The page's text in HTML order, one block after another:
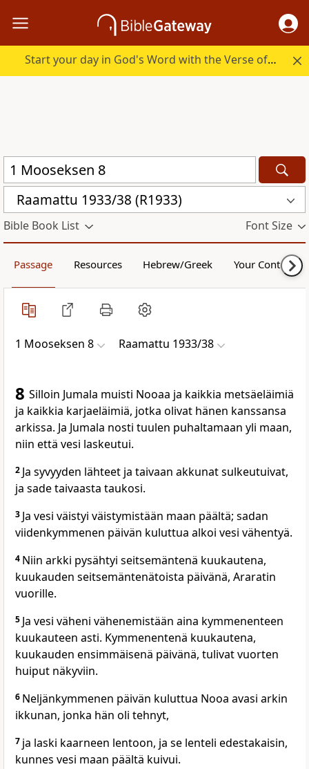
Start your day in God's Word with the Verse of the Day.
Raamattu 1933/38 (R1933)
Bible Book List Font Size
Passage Resources Hebrew/Greek Your Content
1 Mooseksen 8 Raamattu 1933/38
8 Silloin Jumala muisti Nooaa ja kaikkia metsäeläimiä
ja kaikkia karjaeläimiä, jotka olivat hänen kanssansa
arkissa. Ja Jumala nosti tuulen puhaltamaan yli maan,
niin että vesi laskeutui.
2 Ja syvyyden lähteet ja taivaan akkunat sulkeutuivat,
ja sade taivaasta taukosi.
3 Ja vesi väistyi väistymistään maan päältä; sadan
viidenkymmenen päivän kuluttua alkoi vesi vähentyä.
4 Niin arkki pysähtyi seitsemäntenä kuukautena,
kuukauden seitsemäntenätoista päivänä, Araratin
vuorille.
5 Ja vesi väheni vähenemistään aina kymmenenteen
kuukauteen asti. Kymmenentenä kuukautena,
kuukauden ensimmäisenä päivänä, tulivat vuorten
huiput näkyviin.
6 Neljänkymmenen päivän kuluttua Nooa avasi arkin
ikkunan, jonka hän oli tehnyt,
7 ja laski kaarneen lentoon, ja se lenteli edestakaisin,
kunnes vesi maan päältä kuivui.